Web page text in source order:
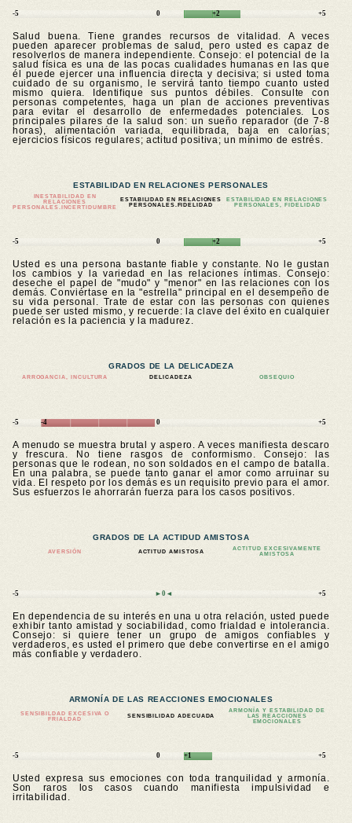
-5 0 +2 +5
Salud buena. Tiene grandes recursos de vitalidad. A veces
pueden aparecer problemas de salud, pero usted es capaz de
resolverlos de manera independiente. Consejo: el potencial de la
salud física es una de las pocas cualidades humanas en las que
él puede ejercer una influencia directa y decisiva; si usted toma
cuidado de su organismo, le servirá tanto tiempo cuanto usted
mismo quiera. Identifique sus puntos débiles. Consulte con
personas competentes, haga un plan de acciones preventivas
para evitar el desarrollo de enfermedades potenciales. Los
principales pilares de la salud son: un sueño reparador (de 7-8
horas), alimentación variada, equilibrada, baja en calorías;
ejercicios físicos regulares; actitud positiva; un mínimo de estrés.
ESTABILIDAD EN RELACIONES PERSONALES
INESTABILIDAD EN
RELACIONES
PERSONALES.
INCERTIDUMBRE
ESTABILIDAD EN RELACIONES
PERSONALES.FIDELIDAD
ESTABILIDAD EN RELACIONES
PERSONALES, FIDELIDAD
-5 0 +2 +5
Usted es una persona bastante fiable y constante. No le gustan
los cambios y la variedad en las relaciones íntimas. Consejo:
deseche el papel de "mudo" y "menor" en las relaciones con los
demás. Conviértase en la "estrella" principal en el desempeño de
su vida personal. Trate de estar con las personas con quienes
puede ser usted mismo, y recuerde: la clave del éxito en cualquier
relación es la paciencia y la madurez.
GRADOS DE LA DELICADEZA
ARROGANCIA, INCULTURA DELICADEZA OBSEQUIO
-5 -4 0 +5
A menudo se muestra brutal y aspero. A veces manifiesta descaro
y frescura. No tiene rasgos de conformismo. Consejo: las
personas que le rodean, no son soldados en el campo de batalla.
En una palabra, se puede tanto ganar el amor como arruinar su
vida. El respeto por los demás es un requisito previo para el amor.
Sus esfuerzos le ahorrarán fuerza para los casos positivos.
GRADOS DE LA ACTIDUD AMISTOSA
AVERSIÓN ACTITUD AMISTOSA
ACTITUD EXCESIVAMENTE
AMISTOSA
-5 ►0◄ +5
En dependencia de su interés en una u otra relación, usted puede
exhibir tanto amistad y sociabilidad, como frialdad e intolerancia.
Consejo: si quiere tener un grupo de amigos confiables y
verdaderos, es usted el primero que debe convertirse en el amigo
más confiable y verdadero.
ARMONÍA DE LAS REACCIONES EMOCIONALES
SENSIBILDAD EXCESIVA O
FRIALDAD
SENSIBILIDAD ADECUADA
ARMONÍA Y ESTABILIDAD DE
LAS REACCIONES
EMOCIONALES
-5 0 +1 +5
Usted expresa sus emociones con toda tranquilidad y armonía.
Son raros los casos cuando manifiesta impulsividad e
irritabilidad.